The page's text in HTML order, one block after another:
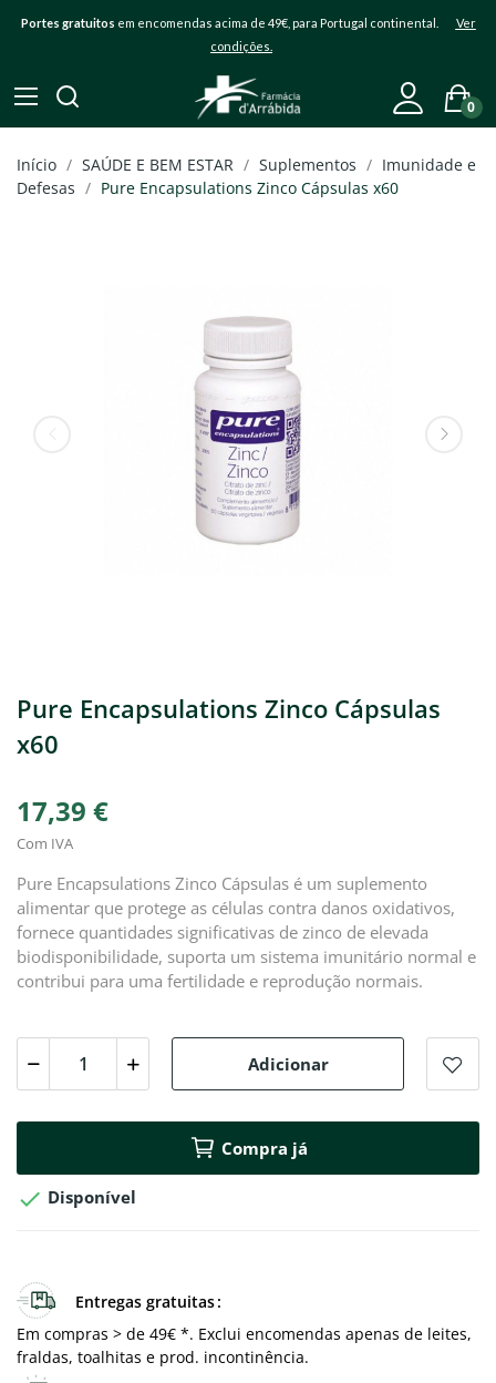
Portes gratuitos em encomendas acima de 49€, para Portugal continental. Ver
condições.
0
Início SAÚDE E BEM ESTAR Suplementos
Imunidade e
Defesas
Pure Encapsulations Zinco Cápsulas x60
Pure Encapsulations Zinco Cápsulas
x60
17,39 €
Com IVA
Pure Encapsulations Zinco Cápsulas é um suplemento
alimentar que protege as células contra danos oxidativos,
fornece quantidades significativas de zinco de elevada
biodisponibilidade, suporta um sistema imunitário normal e
contribui para uma fertilidade e reprodução normais.
Adicionar
Compra já
 Disponível
Entregas gratuitas
Em compras > de 49€ *. Exclui encomendas apenas de leites,
fraldas, toalhitas e prod. incontinência.